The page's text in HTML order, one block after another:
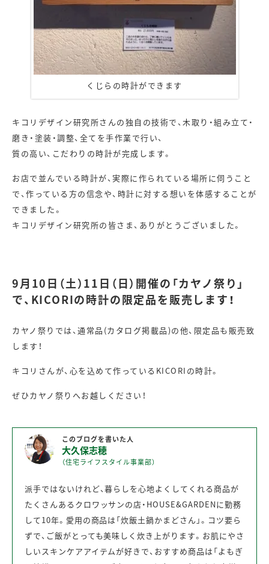
くじらの時計ができます
キコリデザイン研究所さんの独自の技術で、木取り・組み立て・
磨き・塗装・調整、全てを手作業で行い、
質の高い、こだわりの時計が完成します。
お店で並んでいる時計が、実際に作られている場所に伺うこと
で、作っている方の信念や、時計に対する想いを体感することが
できました。
キコリデザイン研究所の皆さま、ありがとうございました。
9月10日（土）11日（日）開催の「カヤノ祭り」
で、KICORIの時計の限定品を販売します！
カヤノ祭りでは、通常品(カタログ掲載品)の他、限定品も販売致
します！
キコリさんが、心を込めて作っているKICORIの時計。
ぜひカヤノ祭りへお越しください！
このブログを書いた人
大久保志穂
（住宅ライフスタイル事業部）
派手ではないけれど、暮らしを心地よくしてくれる商品が
たくさんあるクロワッサンの店・HOUSE&GARDENに勤務
して10年。愛用の商品は「炊飯土鍋かまどさん」。コツ要ら
ずで、ご飯がとっても美味しく炊き上がります。お肌にやさ
しいスキンケアアイテムが好きで、おすすめ商品は「よもぎ